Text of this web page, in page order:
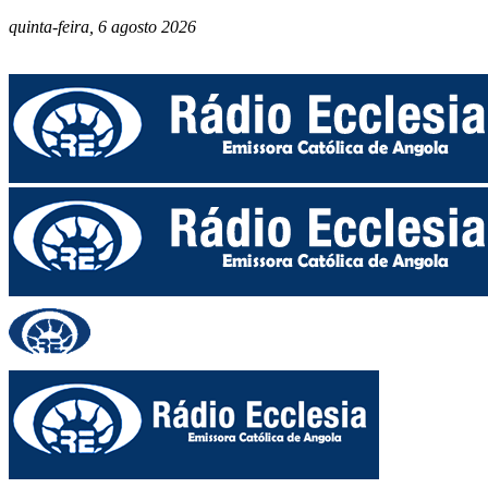
quinta-feira, 6 agosto 2026